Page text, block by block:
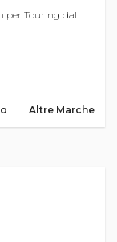
per Touring dal
Altre Marche